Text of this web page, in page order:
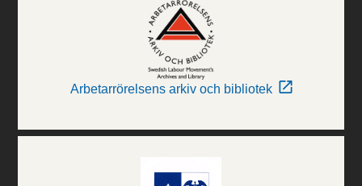
Arbetarrörelsens arkiv och bibliotek